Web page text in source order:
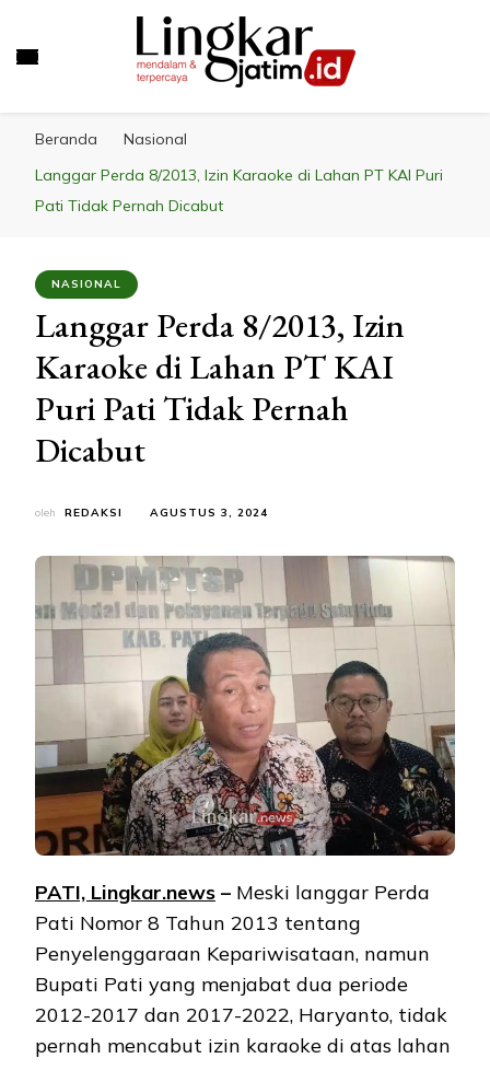
Beranda
Nasional
Langgar Perda 8/2013, Izin Karaoke di Lahan PT KAI Puri
Pati Tidak Pernah Dicabut
NASIONAL
Langgar Perda 8/2013, Izin
Karaoke di Lahan PT KAI
Puri Pati Tidak Pernah
Dicabut
oleh REDAKSI AGUSTUS 3, 2024
PATI, Lingkar.news – Meski langgar Perda
Pati Nomor 8 Tahun 2013 tentang
Penyelenggaraan Kepariwisataan, namun
Bupati Pati yang menjabat dua periode
2012-2017 dan 2017-2022, Haryanto, tidak
pernah mencabut izin karaoke di atas lahan